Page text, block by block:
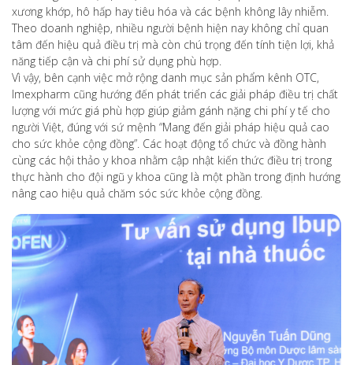
xương khớp, hô hấp hay tiêu hóa và các bệnh không lây nhiễm.
Theo doanh nghiệp, nhiều người bệnh hiện nay không chỉ quan
tâm đến hiệu quả điều trị mà còn chú trọng đến tính tiện lợi, khả
năng tiếp cận và chi phí sử dụng phù hợp.
Vì vậy, bên cạnh việc mở rộng danh mục sản phẩm kênh OTC,
Imexpharm cũng hướng đến phát triển các giải pháp điều trị chất
lượng với mức giá phù hợp giúp giảm gánh nặng chi phí y tế cho
người Việt, đúng với sứ mệnh “Mang đến giải pháp hiệu quả cao
cho sức khỏe cộng đồng”. Các hoạt động tổ chức và đồng hành
cùng các hội thảo y khoa nhằm cập nhật kiến thức điều trị trong
thực hành cho đội ngũ y khoa cũng là một phần trong định hướng
nâng cao hiệu quả chăm sóc sức khỏe cộng đồng.